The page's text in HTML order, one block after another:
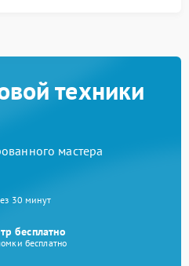
техники
мастера
30 минут
бесплатно
бесплатно